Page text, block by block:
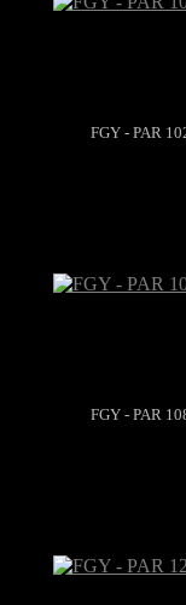
FGY - PAR
FGY - PAR